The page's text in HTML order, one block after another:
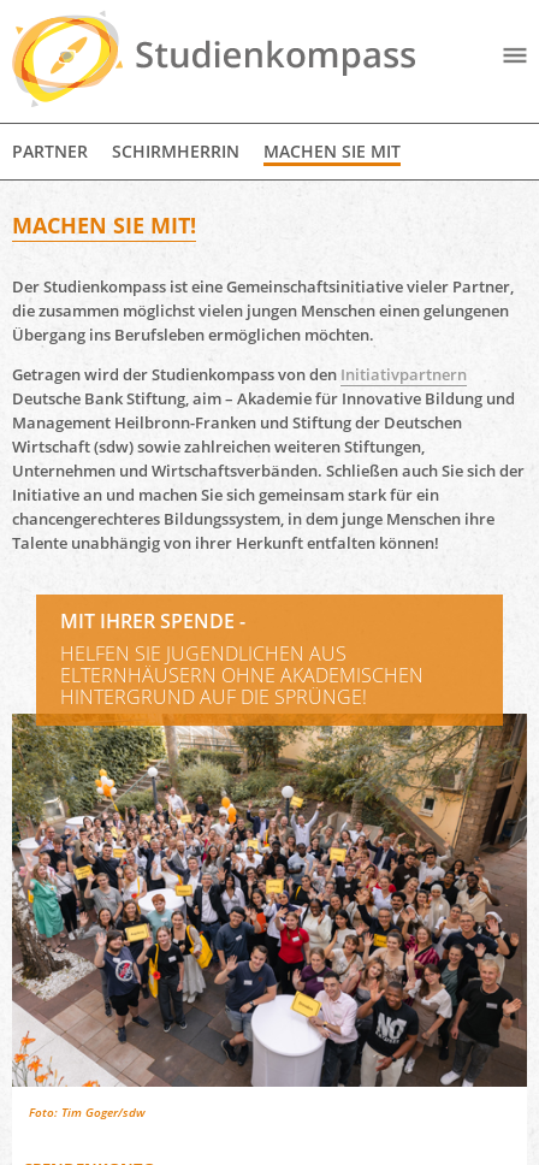
PARTNER SCHIRMHERRIN MACHEN SIE MIT
MACHEN SIE MIT!
Der Studienkompass ist eine Gemeinschaftsinitiative vieler Partner,
die zusammen möglichst vielen jungen Menschen einen gelungenen
Übergang ins Berufsleben ermöglichen möchten.
Getragen wird der Studienkompass von den Initiativpartnern
Deutsche Bank Stiftung,aim – Akademie für Innovative Bildung und
Management Heilbronn-Franken und Stiftung der Deutschen
Wirtschaft (sdw) sowie zahlreichen weiteren Stiftungen,
Unternehmen und Wirtschaftsverbänden. Schließen auch Sie sich der
Initiative an und machen Sie sich gemeinsam stark für ein
chancengerechteres Bildungssystem, in dem junge Menschen ihre
Talente unabhängig von ihrer Herkunft entfalten können!
MIT IHRER SPENDE -
HELFEN SIE JUGENDLICHEN AUS
ELTERNHÄUSERN OHNE AKADEMISCHEN
HINTERGRUND AUF DIE SPRÜNGE!
Foto: Tim Goger/sdw